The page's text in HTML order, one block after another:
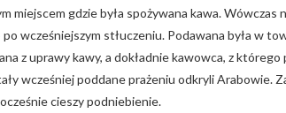
miejscem gdzie była spożywana kawa. Wówczas
wcześniejszym stłuczeniu. Podawana była w
z uprawy kawy, a dokładnie kawowca, z
wcześniej poddane prażeniu odkryli Arabowie.
cieszy podniebienie.